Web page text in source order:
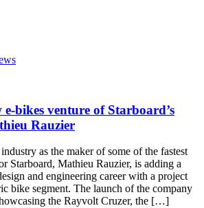
bikes venture of Starboard’s
Rauzier
as the maker of some of the fastest
Starboard, Mathieu Rauzier, is adding a
and engineering career with a project
bike segment. The launch of the company
the Rayvolt Cruzer, the […]